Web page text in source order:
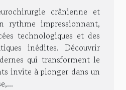
crânienne et
rythme impressionnant,
technologiques et des
inédites. Découvrir
qui transforment le
invite à plonger dans un